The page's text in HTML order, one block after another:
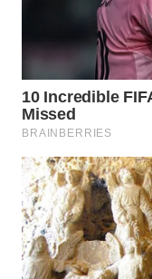
WN
WN
KEPULAUAN
SERIBU
WN
TANGERANG
WN